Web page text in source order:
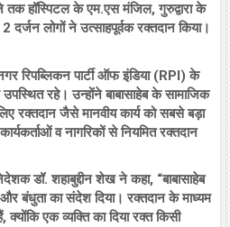
हॉस्पिटल के एम.एस मंजिल, गुरुद्वारा के
लोगों ने उत्साहपूर्वक रक्तदान किया।
रिपब्लिकन पार्टी ऑफ इंडिया (RPI) के
रहे। उन्होंने बाबासाहेब के सामाजिक
रक्तदान जैसे मानवीय कार्य को सबसे बड़ा
व नागरिकों से नियमित रक्तदान
डॉ. शहाबुद्दीन शेख ने कहा, “बाबासाहेब
बंधुता का संदेश दिया। रक्तदान के माध्यम
एक व्यक्ति का दिया रक्त किसी